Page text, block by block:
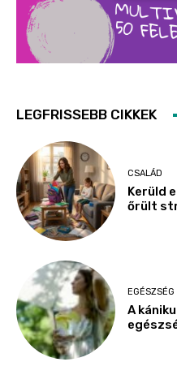
LEGFRISSEBB CIKKEK
CSALÁD
Kerüld
őrült
EGÉSZSÉG
A